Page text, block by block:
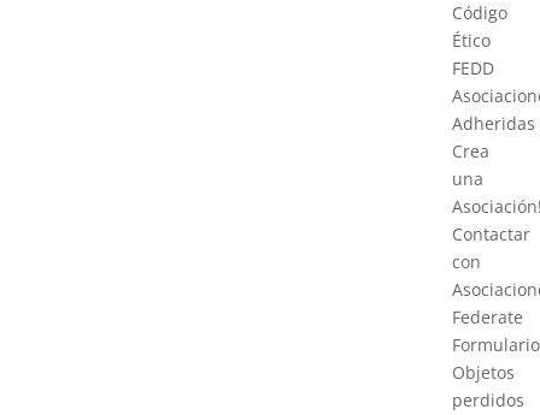
Código
Ético
FEDD
Adheridas
Crea
una
Contactar
con
Federate
Objetos
perdidos